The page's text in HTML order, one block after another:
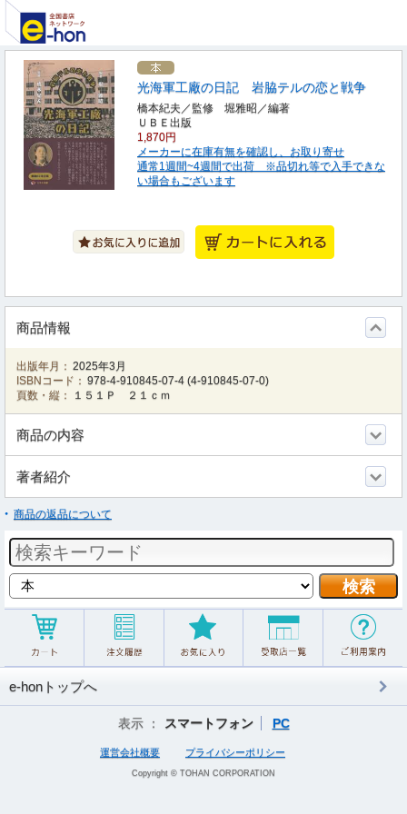
光海軍工廠の日記 岩脇テルの恋と戦争
橋本紀夫／監修 堀雅昭／編著
ＵＢＥ出版
1,870円
メーカーに在庫有無を確認し、お取り寄せ
通常1週間~4週間で出荷 ※品切れ等で入手できな
い場合もございます
商品情報
出版年月： 2025年3月
ISBNコード： 978-4-910845-07-4 (4-910845-07-0)
頁数・縦：
１５１Ｐ ２１ｃｍ
商品の内容
著者紹介
商品の返品について
e-honトップへ
表示 ： スマートフォン PC
運営会社概要 プライバシーポリシー
Copyright © TOHAN CORPORATION